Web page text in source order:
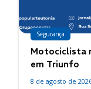
Segurança
Motociclista
em Triunfo
8 de agosto de